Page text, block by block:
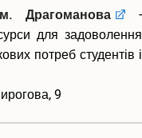
Драгоманова
-
для задоволення
потреб студентів і
9